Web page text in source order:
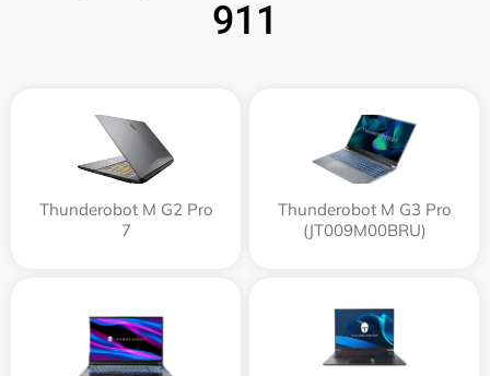
911
Thunderobot M G2 Pro
7
Thunderobot M G3 Pro
(JT009M00BRU)